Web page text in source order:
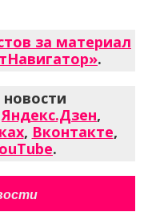
за материал
.
Яндекс.Дзен,
, Вконтакте,
.